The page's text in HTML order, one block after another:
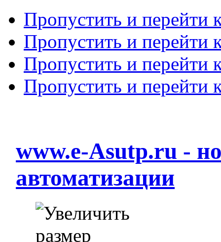
Пропустить и перейти
Пропустить и перейти
Пропустить и перейти
Пропустить и перейти
www.e-Asutp.ru -
автоматизации